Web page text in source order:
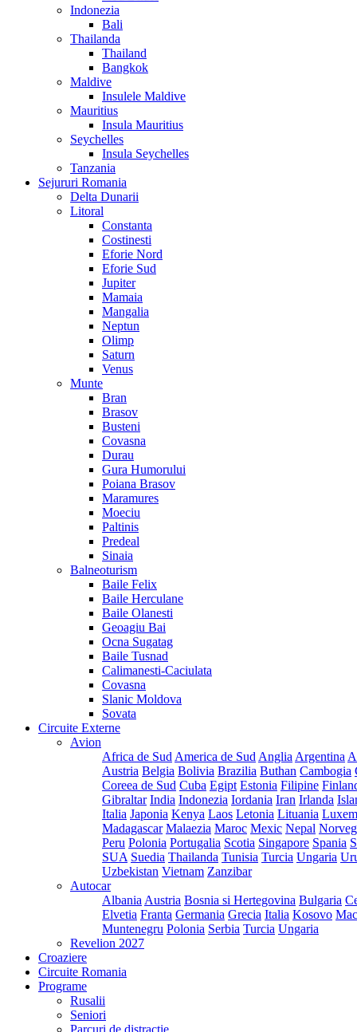
Indonezia
Bali
Thailanda
Thailand
Bangkok
Maldive
Insulele Maldive
Mauritius
Insula Mauritius
Seychelles
Insula Seychelles
Tanzania
Sejururi Romania
Delta Dunarii
Litoral
Constanta
Costinesti
Eforie Nord
Eforie Sud
Jupiter
Mamaia
Mangalia
Neptun
Olimp
Saturn
Venus
Munte
Bran
Brasov
Busteni
Covasna
Durau
Gura Humorului
Poiana Brasov
Maramures
Moeciu
Paltinis
Predeal
Sinaia
Balneoturism
Baile Felix
Baile Herculane
Baile Olanesti
Geoagiu Bai
Ocna Sugatag
Baile Tusnad
Calimanesti-Caciulata
Covasna
Slanic Moldova
Sovata
Circuite Externe
Avion
Africa de Sud America de Sud Anglia Argentina
Austria Belgia Bolivia Brazilia Buthan Cambogia
Coreea de Sud Cuba Egipt Estonia Filipine
Gibraltar India Indonezia Iordania Iran Irlanda
Italia Japonia Kenya Laos Letonia Lituania
Madagascar Malaezia Maroc Mexic Nepal
Peru Polonia Portugalia Scotia Singapore Spania
SUA Suedia Thailanda Tunisia Turcia Ungaria
Uzbekistan Vietnam Zanzibar
Autocar
Albania Austria Bosnia si Hertegovina Bulgaria
Elvetia Franta Germania Grecia Italia Kosovo
Muntenegru Polonia Serbia Turcia Ungaria
Revelion 2027
Croaziere
Circuite Romania
Programe
Rusalii
Seniori
Parcuri de distractie